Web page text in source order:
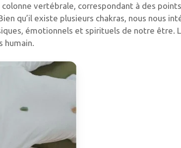
vertébrale, correspondant à des
qu’il existe plusieurs chakras, nous nous
émotionnels et spirituels de notre être.